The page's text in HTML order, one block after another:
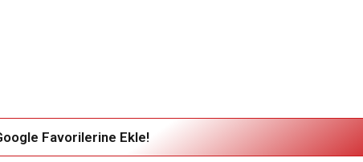
Favorilerine Ekle!